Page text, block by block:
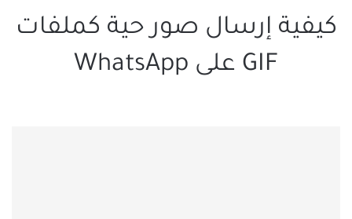
كيفية إرسال صور حية كملفات
GIF على WhatsApp